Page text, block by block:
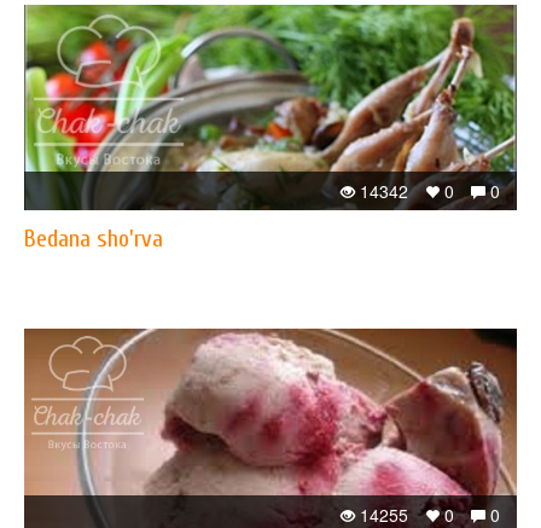
0
0
14342
Bedana sho'rva
0
0
14255